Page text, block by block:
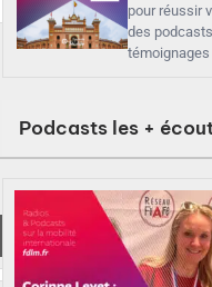
pour réussir
des
témoignages
Podcasts les +